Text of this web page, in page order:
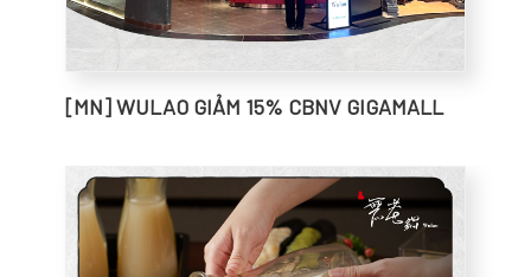
[MN] WULAO GIẢM 15% CBNV GIGAMALL